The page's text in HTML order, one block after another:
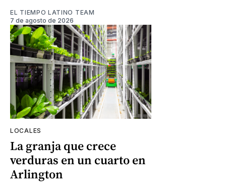
EL TIEMPO LATINO TEAM
7 de agosto de 2026
LOCALES
La granja que crece
verduras en un cuarto en
Arlington